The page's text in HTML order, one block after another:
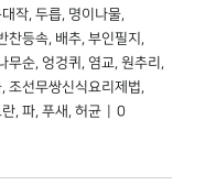
작, 두릅, 명이나물,
찬등속, 배추, 부인필지 ,
무순, 엉겅퀴 , 염교, 원추리 ,
, 조선무쌍신식요리제법,
, 파, 푸새 , 허균
0